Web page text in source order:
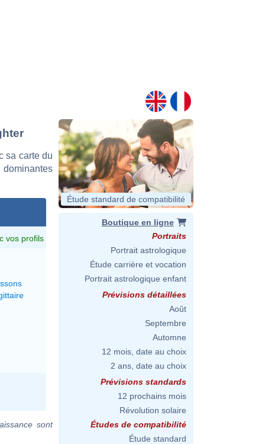
sa carte du
vos profils
sont
Étude standard de compatibilité
Boutique en ligne
Portraits
Portrait astrologique
Étude carrière et vocation
Portrait astrologique enfant
Prévisions détaillées
Août
Septembre
Automne
12 mois, date au choix
2 ans, date au choix
Prévisions standards
12 prochains mois
Révolution solaire
Études de compatibilité
Étude standard